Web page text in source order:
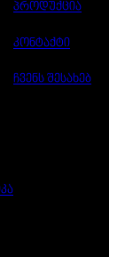
პროდუქცია
კონტაქტი
ჩვენს შესახებ